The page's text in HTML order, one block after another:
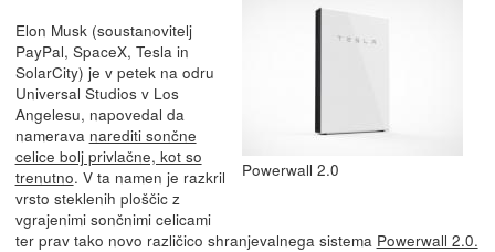
Powerwall 2.0
Elon Musk (soustanovitelj
PayPal, SpaceX, Tesla in
SolarCity) je v petek na odru
Universal Studios v Los
Angelesu, napovedal da
namerava narediti sončne
celice bolj privlačne, kot so
trenutno. V ta namen je razkril
vrsto steklenih ploščic z
vgrajenimi sončnimi celicami
ter prav tako novo različico shranjevalnega sistema Powerwall 2.0.